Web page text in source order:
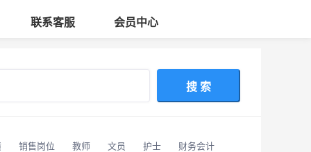
联系客服 会员中心
搜 索
销售岗位 教师 文员 护士
财务会计